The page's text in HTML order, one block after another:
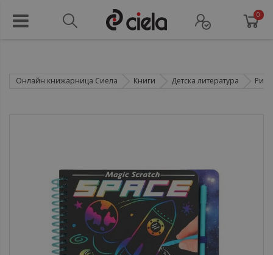
0
Онлайн книжарница Сиела Книги Детска литература